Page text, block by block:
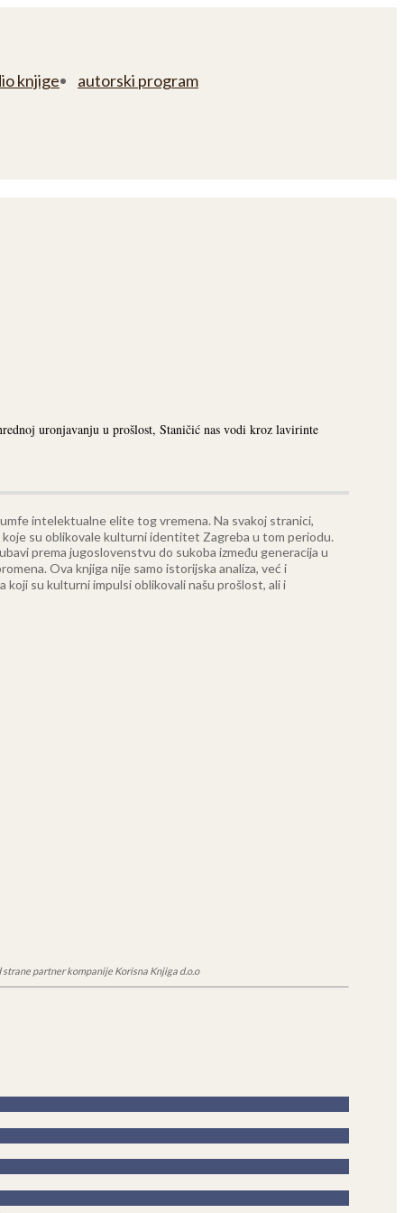
knjige autorski program
uronjavanju u prošlost, Staničić nas vodi kroz lavirinte
intelektualne elite tog vremena. Na svakoj stranici,
su oblikovale kulturni identitet Zagreba u tom periodu.
prema jugoslovenstvu do sukoba između generacija u
Ova knjiga nije samo istorijska analiza, već i
su kulturni impulsi oblikovali našu prošlost, ali i
partner kompanije Korisna Knjiga d.o.o